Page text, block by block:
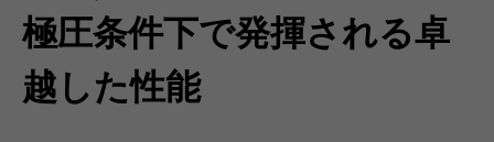
極圧条件下で発揮される卓
越した性能